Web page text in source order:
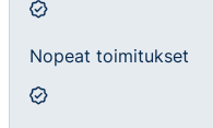
Nopeat toimitukset